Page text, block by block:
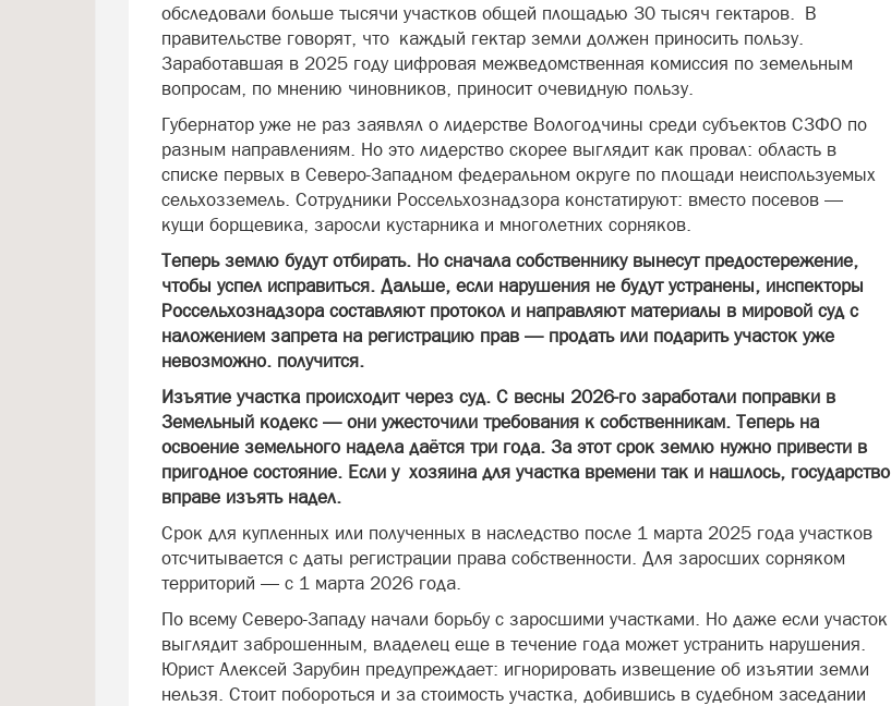
обследовали больше тысячи участков общей площадью 30 тысяч гектаров. В
правительстве говорят, что каждый гектар земли должен приносить пользу.
Заработавшая в 2025 году цифровая межведомственная комиссия по земельным
вопросам, по мнению чиновников, приносит очевидную пользу.
Губернатор уже не раз заявлял о лидерстве Вологодчины среди субъектов СЗФО по
разным направлениям. Но это лидерство скорее выглядит как провал: область в
списке первых в Северо-Западном федеральном округе по площади неиспользуемых
сельхозземель. Сотрудники Россельхознадзора констатируют: вместо посевов —
кущи борщевика, заросли кустарника и многолетних сорняков.
Теперь землю будут отбирать. Но сначала собственнику вынесут предостережение,
чтобы успел исправиться. Дальше, если нарушения не будут устранены, инспекторы
Россельхознадзора составляют протокол и направляют материалы в мировой суд с
наложением запрета на регистрацию прав — продать или подарить участок уже
невозможно. получится.
Изъятие участка происходит через суд. С весны 2026-го заработали поправки в
Земельный кодекс — они ужесточили требования к собственникам. Теперь на
освоение земельного надела даётся три года. За этот срок землю нужно привести в
пригодное состояние. Если у хозяина для участка времени так и нашлось, государство
вправе изъять надел.
Срок для купленных или полученных в наследство после 1 марта 2025 года участков
отсчитывается с даты регистрации права собственности. Для заросших сорняком
территорий — с 1 марта 2026 года.
По всему Северо-Западу начали борьбу с заросшими участками. Но даже если участок
выглядит заброшенным, владелец еще в течение года может устранить нарушения.
Юрист Алексей Зарубин предупреждает: игнорировать извещение об изъятии земли
нельзя. Стоит побороться и за стоимость участка, добившись в судебном заседании